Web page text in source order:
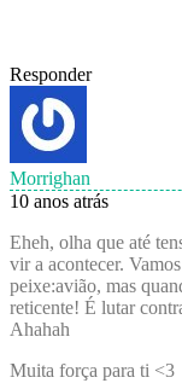
Responder
Morrighan
10 anos atrás
Eheh, olha que até
vir a acontecer.
peixe:avião, mas
reticente! É lutar
Ahahah
Muita força para ti <3